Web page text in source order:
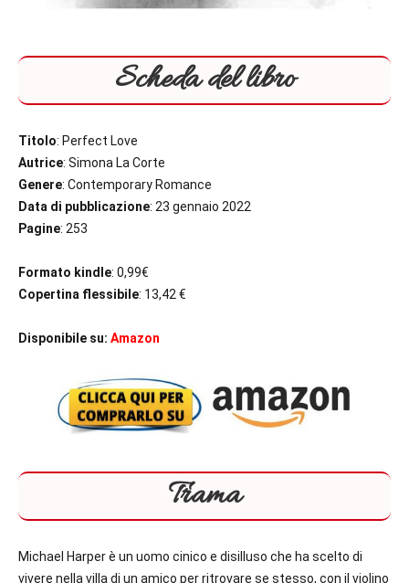
Scheda del libro
Titolo: Perfect Love
Autrice: Simona La Corte
Genere: Contemporary Romance
Data di pubblicazione: 23 gennaio 2022
Pagine: 253
Formato kindle: 0,99€
Copertina flessibile: 13,42 €
Disponibile su: Amazon
Trama
Michael Harper è un uomo cinico e disilluso che ha scelto di
vivere nella villa di un amico per ritrovare se stesso, con il violino